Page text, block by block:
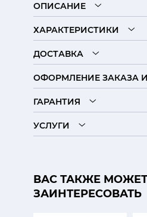
ОПИСАНИЕ
ХАРАКТЕРИСТИКИ
ДОСТАВКА
ОФОРМЛЕНИЕ ЗАКАЗА
ГАРАНТИЯ
УСЛУГИ
ВАС ТАКЖЕ МОЖЕТ
ЗАИНТЕРЕСОВАТЬ